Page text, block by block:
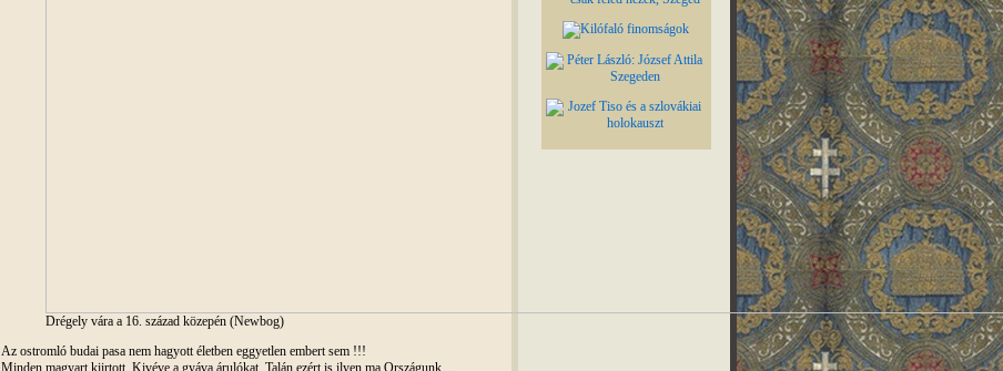
Drégely vára a 16. század közepén (Newbog)
Az ostromló budai pasa nem hagyott életben eggyetlen embert sem !!!
Minden magyart kiirtott. Kivéve a gyáva árulókat. Talán ezért is ilyen ma Országunk…